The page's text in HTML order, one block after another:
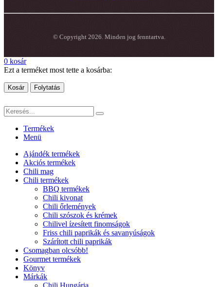
© Copyright 2026. Minden jog fenntartva.
0 kosár
Ezt a terméket most tette a kosárba:
Kosár Folytatás
Termékek
Menü
Ajándék termékek
Akciós termékek
Chili mag
Chili termékek
BBQ termékek
Chili kivonat
Chili őrlemények
Chili szószok és krémek
Chilivel ízesített finomságok
Friss chili paprikák és savanyúságok
Szárított chili paprikák
Csomagban olcsóbb!
Gourmet termékek
Könyv
Márkák